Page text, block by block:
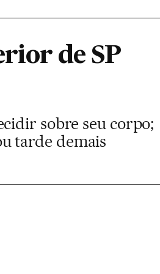
de SP
sobre seu corpo;
tarde demais